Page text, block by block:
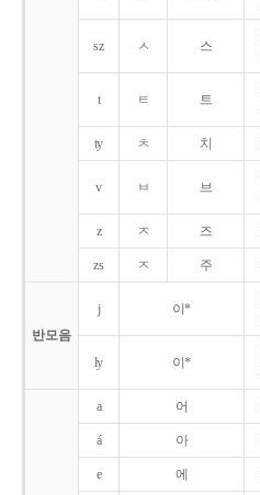
sz ㅅ 스
t ㅌ 트
ty ㅊ 치
v ㅂ 브
z ㅈ 즈
zs ㅈ 주
반모음
j 이*
ly 이*
a 어
á 아
e 에